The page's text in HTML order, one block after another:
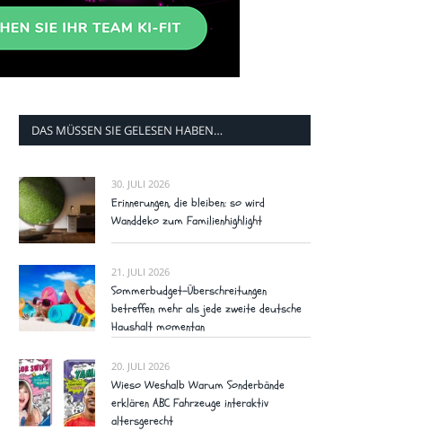
DAS MÜSSEN SIE GELESEN HABEN…
30. JULI 2026
Erinnerungen, die bleiben: so wird
Wanddeko zum Familienhighlight
21. JULI 2026
Sommerbudget-Überschreitungen
betreffen mehr als jede zweite deutsche
Haushalt momentan
20. JULI 2026
Wieso Weshalb Warum Sonderbände
erklären ABC Fahrzeuge interaktiv
altersgerecht